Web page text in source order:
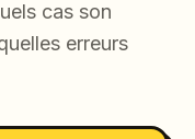
cas son
erreurs